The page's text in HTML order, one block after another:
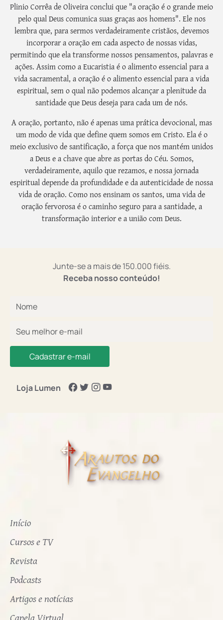
Plinio Corrêa de Oliveira conclui que "a oração é o grande meio
pelo qual Deus comunica suas graças aos homens". Ele nos
lembra que, para sermos verdadeiramente cristãos, devemos
incorporar a oração em cada aspecto de nossas vidas,
permitindo que ela transforme nossos pensamentos, palavras e
ações. Assim como a Eucaristia é o alimento essencial para a
vida sacramental, a oração é o alimento essencial para a vida
espiritual, sem o qual não podemos alcançar a plenitude da
santidade que Deus deseja para cada um de nós.
A oração, portanto, não é apenas uma prática devocional, mas
um modo de vida que define quem somos em Cristo. Ela é o
meio exclusivo de santificação, a força que nos mantém unidos
a Deus e a chave que abre as portas do Céu. Somos,
verdadeiramente, aquilo que rezamos, e nossa jornada
espiritual depende da profundidade e da autenticidade de nossa
vida de oração. Como nos ensinam os santos, uma vida de
oração fervorosa é o caminho seguro para a santidade, a
transformação interior e a união com Deus.
Junte-se a mais de 150.000 fiéis.
Receba nosso conteúdo!
Cadastrar e-mail
Loja Lumen
Início
Cursos e TV
Revista
Podcasts
Artigos e notícias